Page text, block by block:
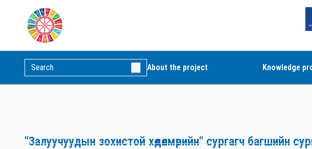
About the project Knowledge
"Залуучуудын зохистой хөдөлмөрийн" сургагч багшийн